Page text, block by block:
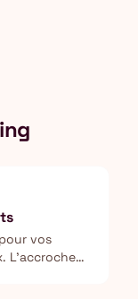
vos
L'accroche